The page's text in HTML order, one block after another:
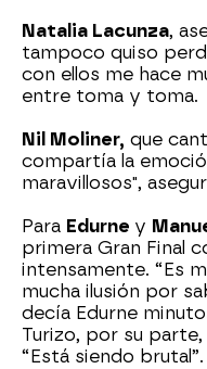
Natalia Lacunza,
tampoco quiso
con ellos me hace
entre toma y toma.
Nil Moliner, que
compartía la
maravillosos",
Para Edurne y
primera Gran Final
intensamente. “Es
mucha ilusión por
decía Edurne
Turizo, por su
“Está siendo brutal”.